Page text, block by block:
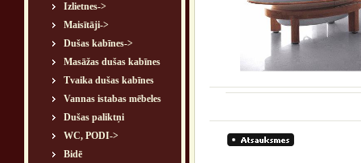
Izlietnes->
Maisītāji->
Dušas kabīnes->
Masāžas dušas kabīnes
Tvaika dušas kabīnes
Vannas istabas mēbeles
Dušas paliktņi
WC, PODI->
Bidē